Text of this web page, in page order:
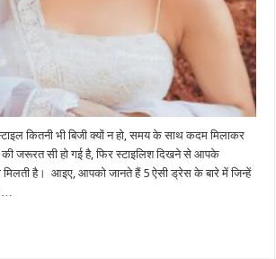
कितनी भी बिजी क्यों न हो, समय के साथ कदम मिलाकर
जरूरत सी हो गई है, फिर स्टाइलिश दिखने से आपके
मिलती है। आइए, आपको जानते हैं 5 ऐसी ड्रेस के बारे में जिन्हें